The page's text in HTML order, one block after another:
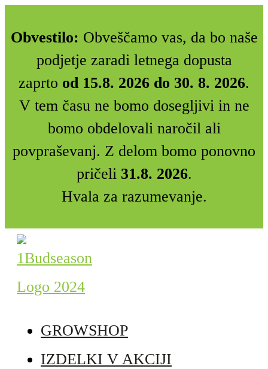
Obvestilo: Obveščamo vas, da bo naše
podjetje zaradi letnega dopusta
zaprto od 15.8. 2026 do 30. 8. 2026.
V tem času ne bomo dosegljivi in ne
bomo obdelovali naročil ali
povpraševanj. Z delom bomo ponovno
pričeli 31.8. 2026.
Hvala za razumevanje.
GROWSHOP
IZDELKI V AKCIJI